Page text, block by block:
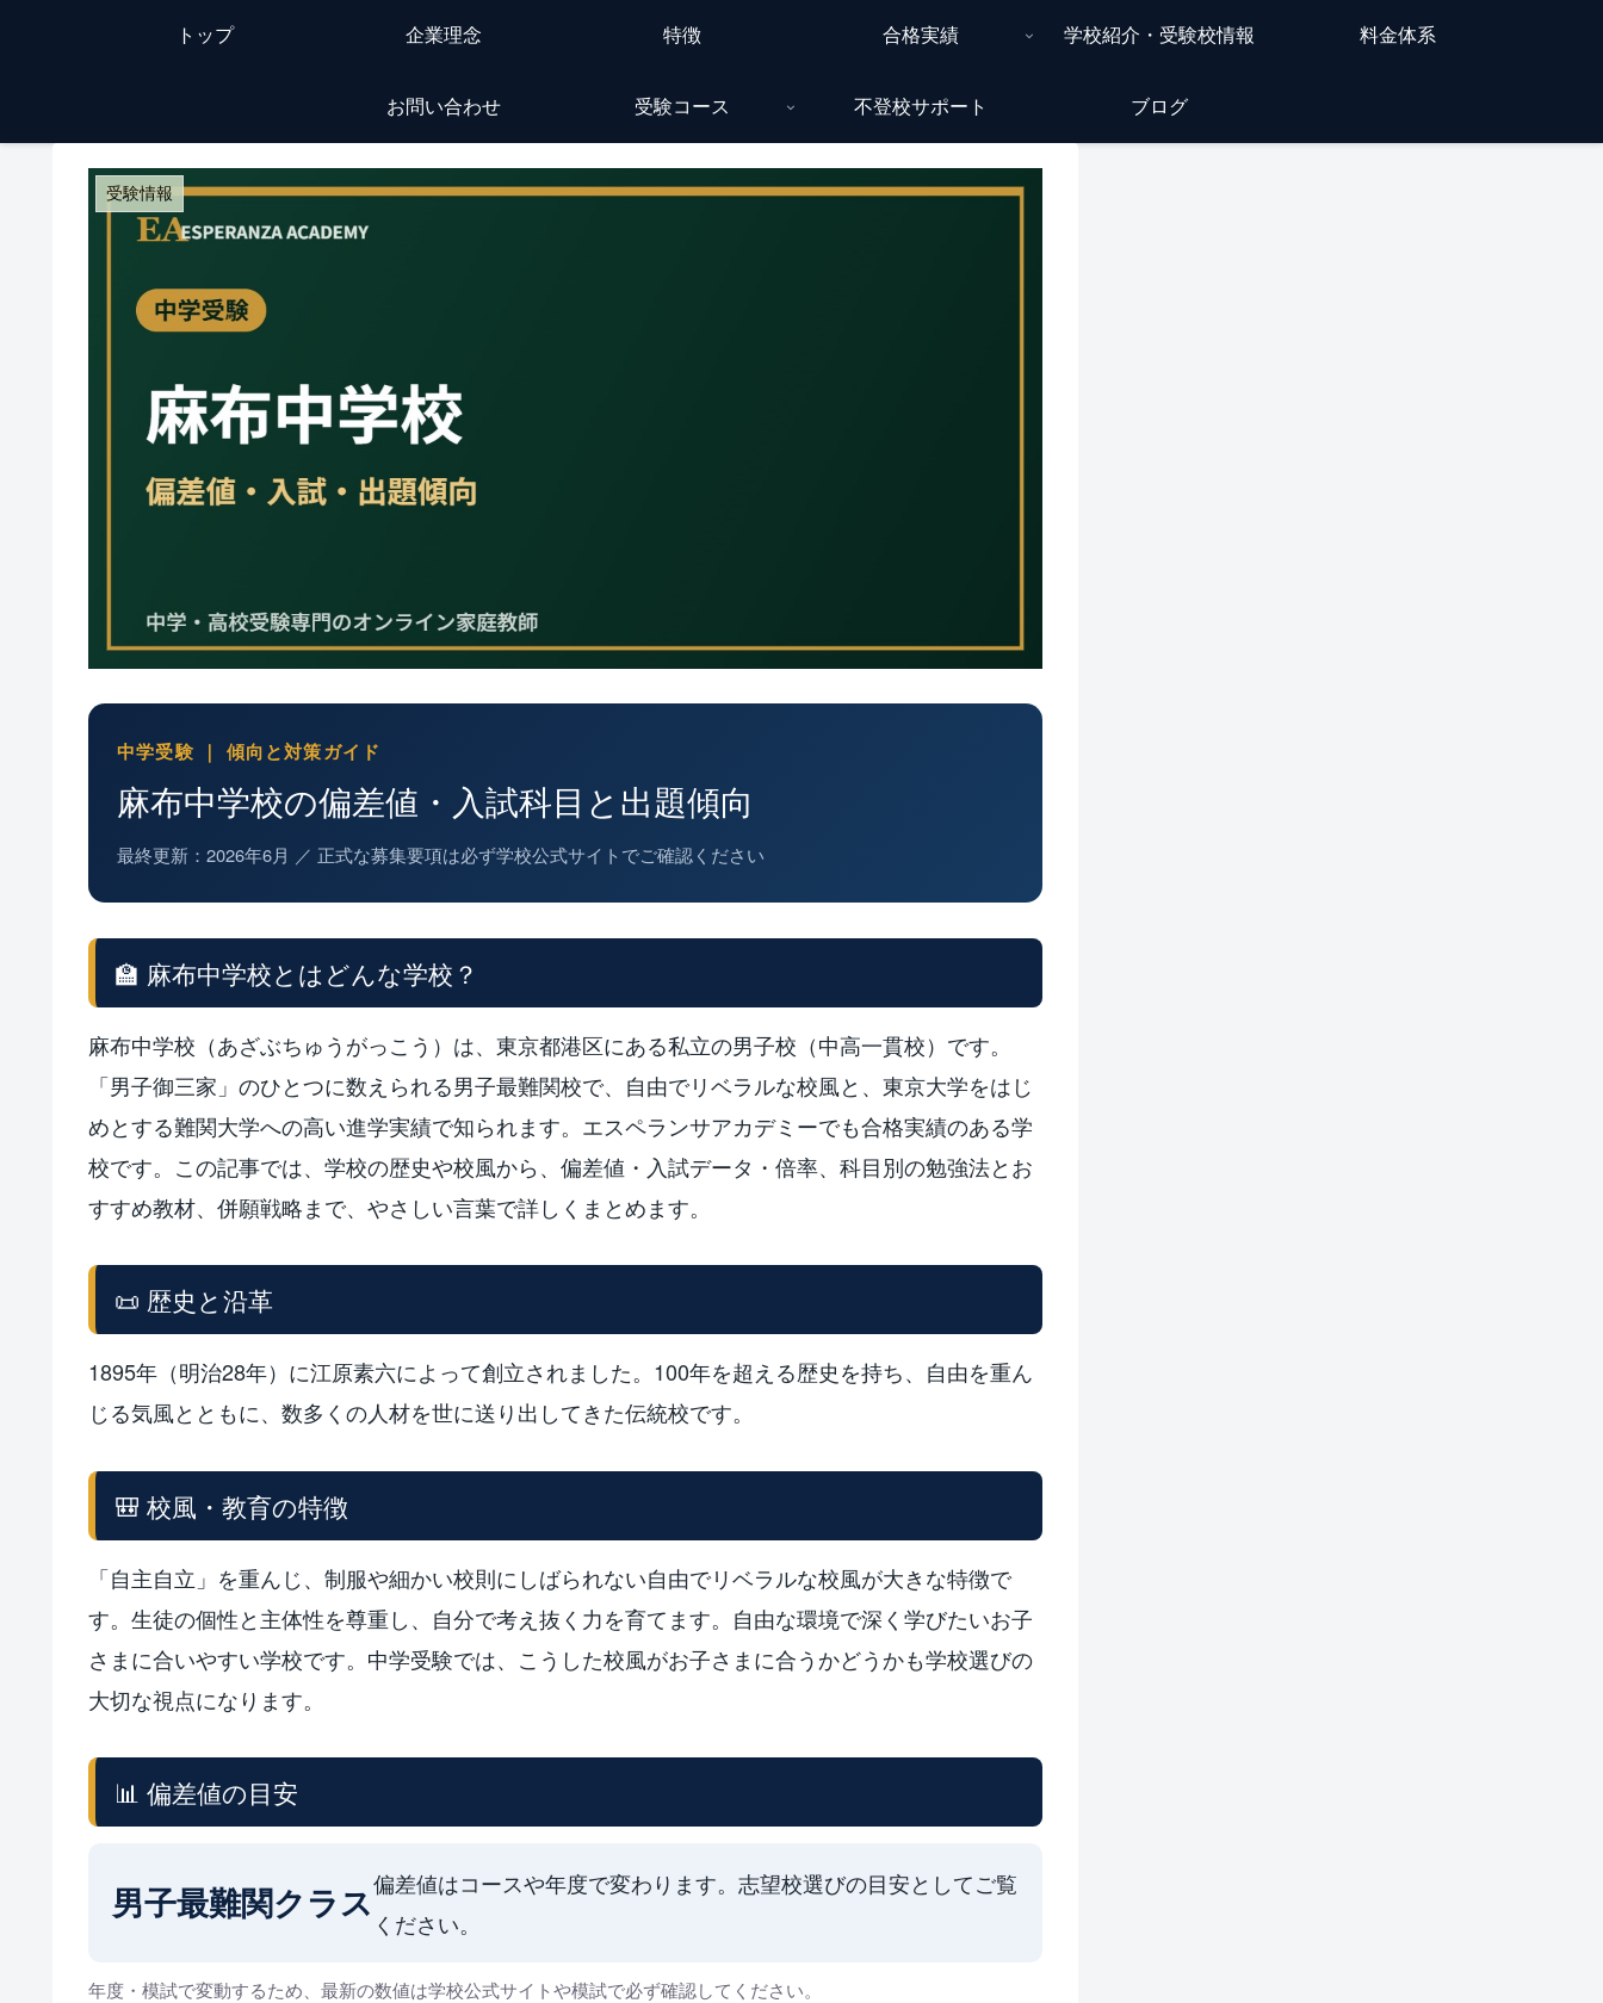
トップ 企業理念 特徴 合格実績 学校紹介・受験校情報 料金体系
お問い合わせ 受験コース 不登校サポート ブログ
受験情報
中学受験 ｜ 傾向と対策ガイド
麻布中学校の偏差値・入試科目と出題傾向
最終更新：2026年6月 ／ 正式な募集要項は必ず学校公式サイトでご確認ください
🏫 麻布中学校とはどんな学校？
麻布中学校（あざぶちゅうがっこう）は、東京都港区にある私立の男子校（中高一貫校）です。
「男子御三家」のひとつに数えられる男子最難関校で、自由でリベラルな校風と、東京大学をはじ
めとする難関大学への高い進学実績で知られます。エスペランサアカデミーでも合格実績のある学
校です。この記事では、学校の歴史や校風から、偏差値・入試データ・倍率、科目別の勉強法とお
すすめ教材、併願戦略まで、やさしい言葉で詳しくまとめます。
📜 歴史と沿革
1895年（明治28年）に江原素六によって創立されました。100年を超える歴史を持ち、自由を重ん
じる気風とともに、数多くの人材を世に送り出してきた伝統校です。
🎒 校風・教育の特徴
「自主自立」を重んじ、制服や細かい校則にしばられない自由でリベラルな校風が大きな特徴で
す。生徒の個性と主体性を尊重し、自分で考え抜く力を育てます。自由な環境で深く学びたいお子
さまに合いやすい学校です。中学受験では、こうした校風がお子さまに合うかどうかも学校選びの
大切な視点になります。
📊 偏差値の目安
男子最難関クラス偏差値はコースや年度で変わります。志望校選びの目安としてご覧
ください。
年度・模試で変動するため、最新の数値は学校公式サイトや模試で必ず確認してください。